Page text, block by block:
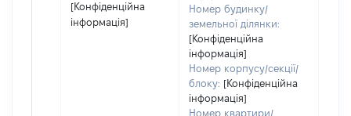
[Конфіденційна
інформація]
Номер будинку/
земельної ділянки:
[Конфіденційна
інформація]
Номер корпусу/секції/
блоку: [Конфіденційна
інформація]
Номер квартири/